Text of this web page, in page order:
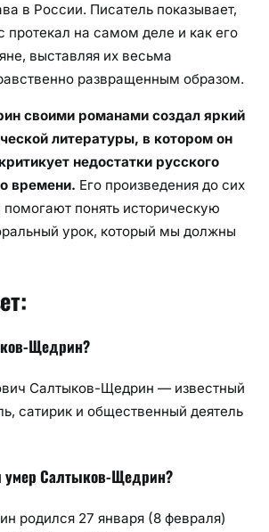
в России. Писатель показывает,
протекал на самом деле и как его
выставляя их весьма
развращенным образом.
своими романами создал яркий
литературы, в котором он
недостатки русского
времени. Его произведения до сих
помогают понять историческую
урок, который мы должны
Щедрин?
Салтыков-Щедрин — известный
сатирик и общественный деятель
умер Салтыков-Щедрин?
родился 27 января (8 февраля)